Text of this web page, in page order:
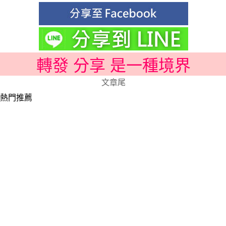
轉發 分享 是一種境界
文章尾
熱門推薦